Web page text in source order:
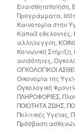
Ευαισθητοποίηση,
Προγράμματα,
Καινοτομία στην
Κάπα3 εθελοντές,
αλληλεγγύη,
Κοινωνική Στήριξη,
ανισότητες,
ΟΓΚΟΛΟΓΙΚΟΙ
Οικονομία της
Ογκολογική
ΠΛΗΡΟΦΟΡΙΕΣ,
ΠΟΙΟΤΗΤΑ ΖΩΗΣ,
Πολιτικές Υγείας,
Πρόσβαση